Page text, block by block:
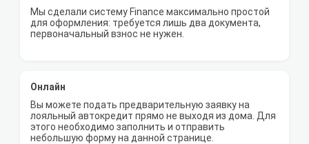
Мы сделали систему Finance максимально простой
для оформления: требуется лишь два документа,
первоначальный взнос не нужен.
Онлайн
Вы можете подать предварительную заявку на
лояльный автокредит прямо не выходя из дома. Для
этого необходимо заполнить и отправить
небольшую форму на данной странице.